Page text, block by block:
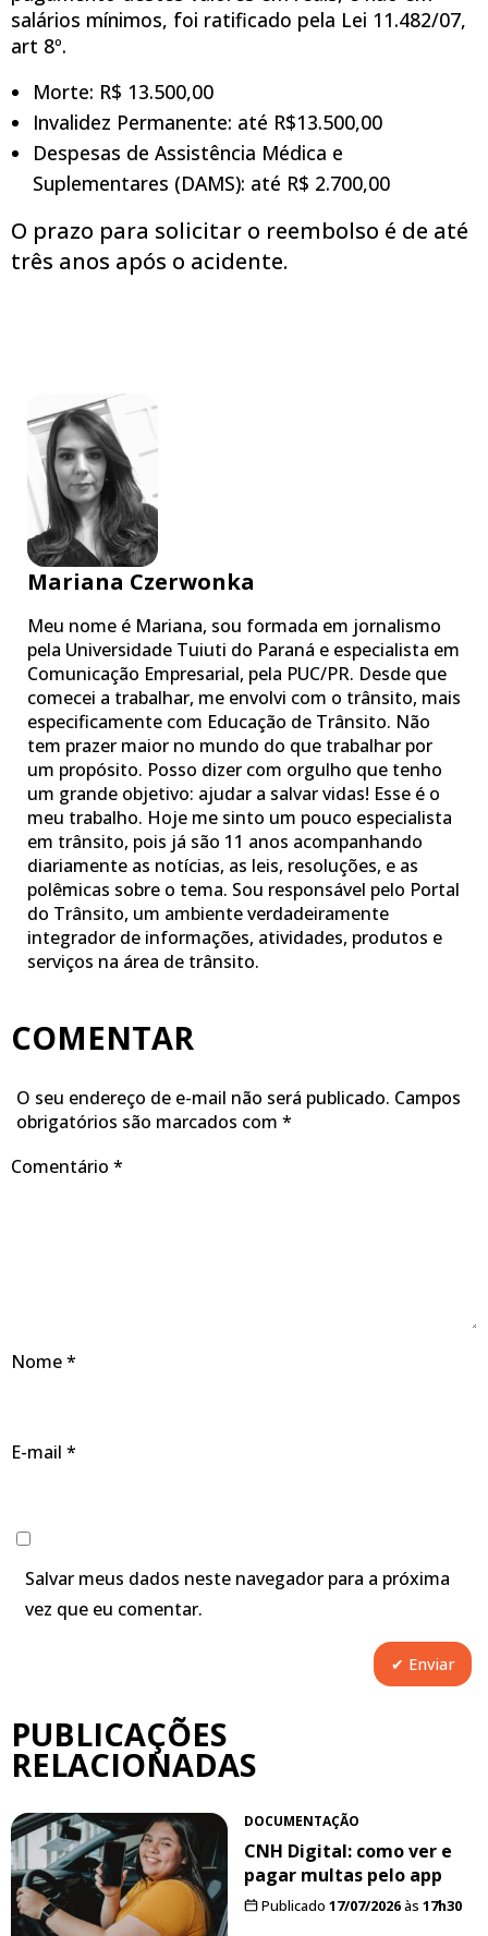
salários mínimos, foi ratificado pela Lei 11.482/07,
art 8º.
Morte: R$ 13.500,00
Invalidez Permanente: até R$13.500,00
Despesas de Assistência Médica e
Suplementares (DAMS): até R$ 2.700,00
O prazo para solicitar o reembolso é de até
três anos após o acidente.
Mariana Czerwonka
Meu nome é Mariana, sou formada em jornalismo
pela Universidade Tuiuti do Paraná e especialista em
Comunicação Empresarial, pela PUC/PR. Desde que
comecei a trabalhar, me envolvi com o trânsito, mais
especificamente com Educação de Trânsito. Não
tem prazer maior no mundo do que trabalhar por
um propósito. Posso dizer com orgulho que tenho
um grande objetivo: ajudar a salvar vidas! Esse é o
meu trabalho. Hoje me sinto um pouco especialista
em trânsito, pois já são 11 anos acompanhando
diariamente as notícias, as leis, resoluções, e as
polêmicas sobre o tema. Sou responsável pelo Portal
do Trânsito, um ambiente verdadeiramente
integrador de informações, atividades, produtos e
serviços na área de trânsito.
COMENTAR
O seu endereço de e-mail não será publicado. Campos
obrigatórios são marcados com *
Comentário *
Nome*
E-mail *
Salvar meus dados neste navegador para a próxima
vez que eu comentar.
PUBLICAÇÕES
RELACIONADAS
DOCUMENTAÇÃO
CNH Digital: como ver e
pagar multas pelo app
Publicado 17/07/2026às 17h30